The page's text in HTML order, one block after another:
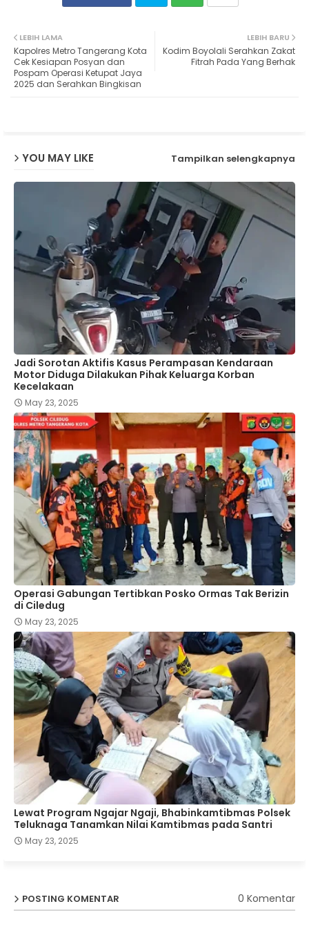
ter ats
LEBIH BARU
Kodim Boyolali Serahkan Zakat
Fitrah Pada Yang Berhak
LEBIH LAMA
Kapolres Metro Tangerang Kota
Cek Kesiapan Posyan dan
Pospam Operasi Ketupat Jaya
2025 dan Serahkan Bingkisan
YOU MAY LIKE Tampilkan selengkapnya
Jadi Sorotan Aktifis Kasus Perampasan Kendaraan
Motor Diduga Dilakukan Pihak Keluarga Korban
Kecelakaan
May 23, 2025
Operasi Gabungan Tertibkan Posko Ormas Tak Berizin
di Ciledug
May 23, 2025
Lewat Program Ngajar Ngaji, Bhabinkamtibmas Polsek
Teluknaga Tanamkan Nilai Kamtibmas pada Santri
May 23, 2025
POSTING KOMENTAR 0 Komentar